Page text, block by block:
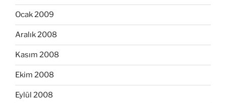
Ocak 2009
Aralık 2008
Kasım 2008
Ekim 2008
Eylül 2008